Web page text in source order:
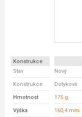
Konstrukce
Stav
Nový
Konstrukce Dotyková
Hmotnost 175 g
Výška 160,4 mm